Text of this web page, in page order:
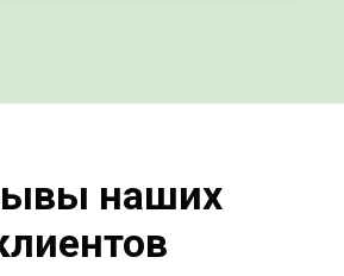
наших